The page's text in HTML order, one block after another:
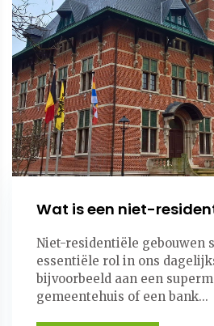
Wat is een niet-
Niet-residentiële gebouwen
essentiële rol in ons
bijvoorbeeld aan een
gemeentehuis of een bank...